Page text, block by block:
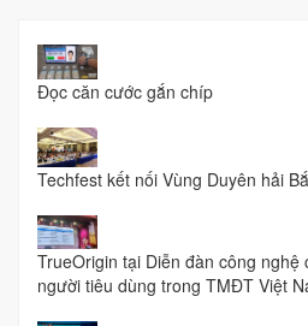
Đọc căn cước gắn chíp
Techfest kết nối Vùng Duyên hải
TrueOrigin tại Diễn đàn công
người tiêu dùng trong TMĐT Việt